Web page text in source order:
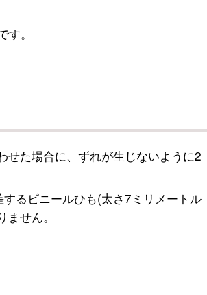
。
せた場合に、ずれが生じないように2
るビニールひも(太さ7ミリメートル
せん。